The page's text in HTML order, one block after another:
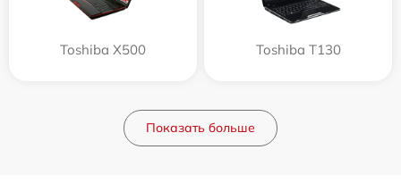
Toshiba X500 Toshiba T130
Показать больше